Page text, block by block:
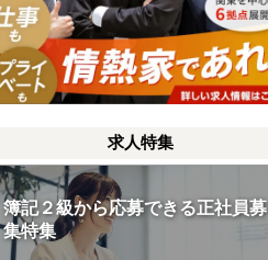
求人特集
簿記２級から応募できる正社員募
集特集